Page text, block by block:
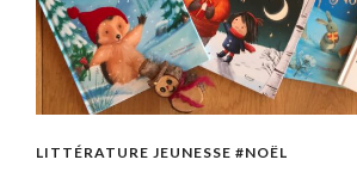
LITTÉRATURE JEUNESSE #NOËL